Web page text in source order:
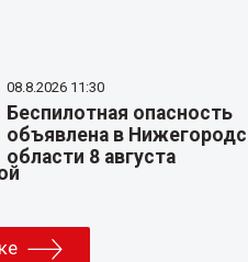
08.8.2026 11:30
Беспилотная опасность
объявлена в
области 8 августа